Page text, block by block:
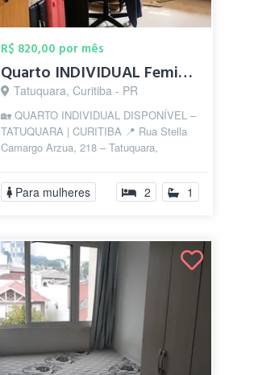
R$ 820,00 por mês
Quarto INDIVIDUAL Feminino tudo incluso
Tatuquara, Curitiba - PR
🏡 QUARTO INDIVIDUAL DISPONÍVEL –
TATUQUARA | CURITIBA 📍 Rua Stella
Camargo Arzua, 218 – Tatuquara,
✔ Água, ...
Para mulheres 2 1